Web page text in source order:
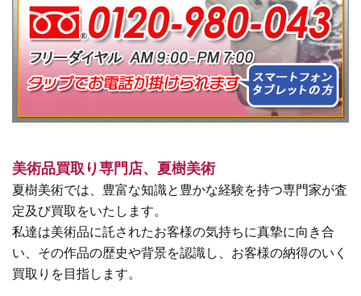
美術品買取り専門店、夏樹美術
夏樹美術では、豊富な知識と豊かな経験を持つ専門家が査
定及び買取をいたします。
私達は美術品に託されたお客様の気持ちに真摯に向き合
い、その作品の歴史や背景を認識し、お客様の納得のいく
買取りを目指します。